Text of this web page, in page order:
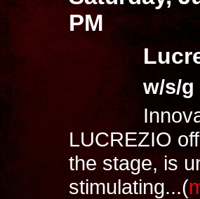
PM
w/s/g
LUCREZIO
the stage, is
stimulating...(